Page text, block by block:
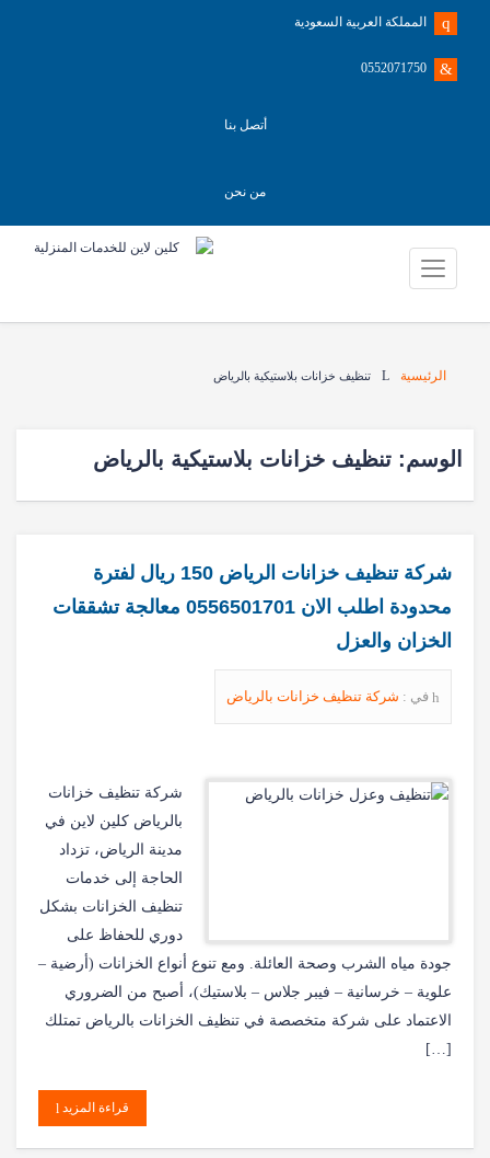
المملكة العربية السعودية
0552071750
أتصل بنا
من نحن
الرئيسية تنظيف خزانات بلاستيكية بالرياض
الوسم: تنظيف خزانات بلاستيكية بالرياض
شركة تنظيف خزانات الرياض 150 ريال لفترة
محدودة اطلب الان 0556501701 معالجة تشققات
الخزان والعزل
في : شركة تنظيف خزانات بالرياض
شركة تنظيف خزانات
بالرياض كلين لاين في
مدينة الرياض، تزداد
الحاجة إلى خدمات
تنظيف الخزانات بشكل
دوري للحفاظ على
جودة مياه الشرب وصحة العائلة. ومع تنوع أنواع الخزانات (أرضية –
علوية – خرسانية – فيبر جلاس – بلاستيك)، أصبح من الضروري
الاعتماد على شركة متخصصة في تنظيف الخزانات بالرياض تمتلك
[…]
قراءة المزيد